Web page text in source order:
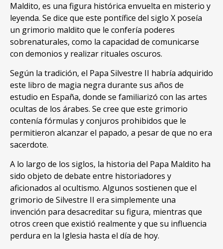
Maldito, es una figura histórica envuelta en misterio y
leyenda. Se dice que este pontífice del siglo X poseía
un grimorio maldito que le confería poderes
sobrenaturales, como la capacidad de comunicarse
con demonios y realizar rituales oscuros.
Según la tradición, el Papa Silvestre II habría adquirido
este libro de magia negra durante sus años de
estudio en España, donde se familiarizó con las artes
ocultas de los árabes. Se cree que este grimorio
contenía fórmulas y conjuros prohibidos que le
permitieron alcanzar el papado, a pesar de que no era
sacerdote.
A lo largo de los siglos, la historia del Papa Maldito ha
sido objeto de debate entre historiadores y
aficionados al ocultismo. Algunos sostienen que el
grimorio de Silvestre II era simplemente una
invención para desacreditar su figura, mientras que
otros creen que existió realmente y que su influencia
perdura en la Iglesia hasta el día de hoy.